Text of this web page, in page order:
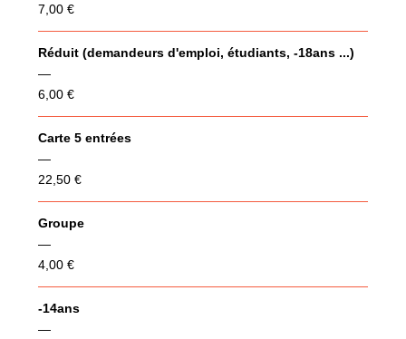
7,00 €
Réduit (demandeurs d'emploi, étudiants, -18ans ...)
—
6,00 €
Carte 5 entrées
—
22,50 €
Groupe
—
4,00 €
-14ans
—